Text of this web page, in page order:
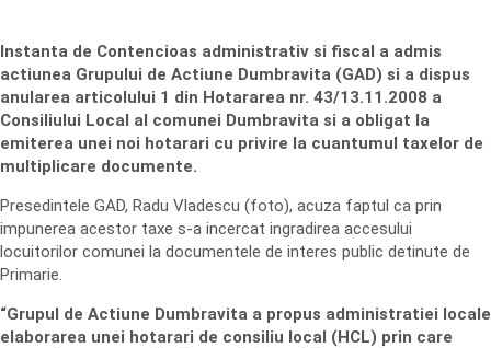
Instanta de Contencioas administrativ si fiscal a admis
actiunea Grupului de Actiune Dumbravita (GAD) si a dispus
anularea articolului 1 din Hotararea nr. 43/13.11.2008 a
Consiliului Local al comunei Dumbravita si a obligat la
emiterea unei noi hotarari cu privire la cuantumul taxelor de
multiplicare documente.
Presedintele GAD, Radu Vladescu (foto), acuza faptul ca prin
impunerea acestor taxe s-a incercat ingradirea accesului
locuitorilor comunei la documentele de interes public detinute de
Primarie.
“Grupul de Actiune Dumbravita a propus administratiei locale
elaborarea unei hotarari de consiliu local (HCL) prin care